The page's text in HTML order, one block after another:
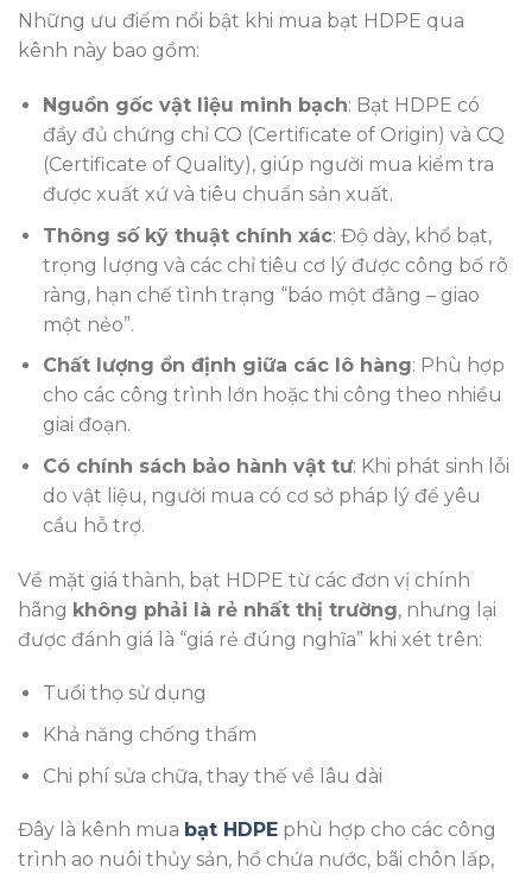
Những ưu điểm nổi bật khi mua bạt HDPE qua
kênh này bao gồm:
Nguồn gốc vật liệu minh bạch: Bạt HDPE có
đầy đủ chứng chỉ CO (Certificate of Origin) và CQ
(Certificate of Quality), giúp người mua kiểm tra
được xuất xứ và tiêu chuẩn sản xuất.
Thông số kỹ thuật chính xác: Độ dày, khổ bạt,
trọng lượng và các chỉ tiêu cơ lý được công bố rõ
ràng, hạn chế tình trạng “báo một đằng – giao
một nẻo”.
Chất lượng ổn định giữa các lô hàng: Phù hợp
cho các công trình lớn hoặc thi công theo nhiều
giai đoạn.
Có chính sách bảo hành vật tư: Khi phát sinh lỗi
do vật liệu, người mua có cơ sở pháp lý để yêu
cầu hỗ trợ.
Về mặt giá thành, bạt HDPE từ các đơn vị chính
hãng không phải là rẻ nhất thị trường, nhưng lại
được đánh giá là “giá rẻ đúng nghĩa” khi xét trên:
Tuổi thọ sử dụng
Khả năng chống thấm
Chi phí sửa chữa, thay thế về lâu dài
Đây là kênh mua bạt HDPE phù hợp cho các công
trình ao nuôi thủy sản, hồ chứa nước, bãi chôn lấp,